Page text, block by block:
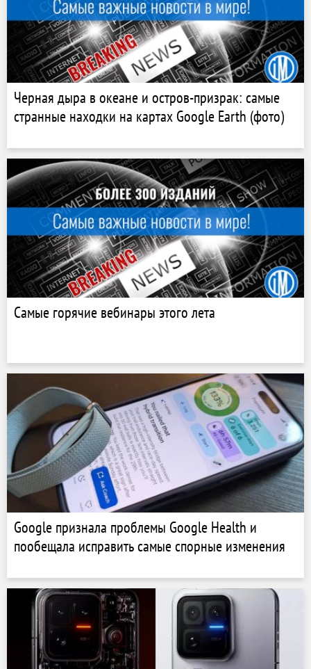
Черная дыра в океане и остров-призрак: самые
странные находки на картах Google Earth (фото)
Самые горячие вебинары этого лета
Google признала проблемы Google Health и
пообещала исправить самые спорные изменения